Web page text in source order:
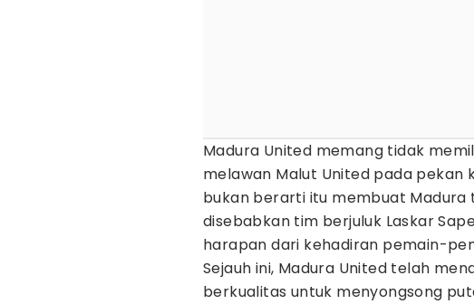
Madura United memang tidak
melawan Malut United pada pekan
bukan berarti itu membuat Madura
disebabkan tim berjuluk Laskar
harapan dari kehadiran pemain-
Sejauh ini, Madura United telah
berkualitas untuk menyongsong